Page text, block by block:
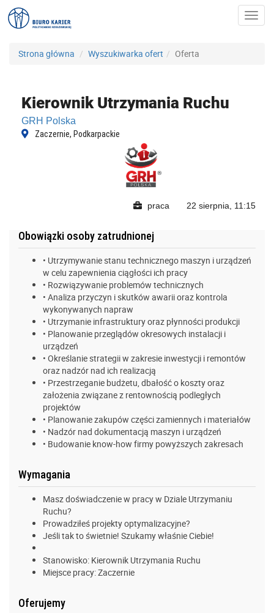
Strona główna Wyszukiwarka ofert Oferta
Kierownik Utrzymania Ruchu
GRH Polska
Zaczernie, Podkarpackie
praca 22 sierpnia, 11:15
Obowiązki osoby zatrudnionej
• Utrzymywanie stanu technicznego maszyn i urządzeń
w celu zapewnienia ciągłości ich pracy
• Rozwiązywanie problemów technicznych
• Analiza przyczyn i skutków awarii oraz kontrola
wykonywanych napraw
• Utrzymanie infrastruktury oraz płynności produkcji
• Planowanie przeglądów okresowych instalacji i
urządzeń
• Określanie strategii w zakresie inwestycji i remontów
oraz nadzór nad ich realizacją
• Przestrzeganie budżetu, dbałość o koszty oraz
założenia związane z rentownością podległych
projektów
• Planowanie zakupów części zamiennych i materiałów
• Nadzór nad dokumentacją maszyn i urządzeń
• Budowanie know-how firmy powyższych zakresach
Wymagania
Masz doświadczenie w pracy w Dziale Utrzymaniu
Ruchu?
Prowadziłeś projekty optymalizacyjne?
Jeśli tak to świetnie! Szukamy właśnie Ciebie!
Stanowisko: Kierownik Utrzymania Ruchu
Miejsce pracy: Zaczernie
Oferujemy